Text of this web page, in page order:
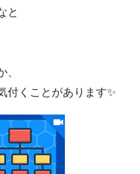
と
付くことがあります✨️